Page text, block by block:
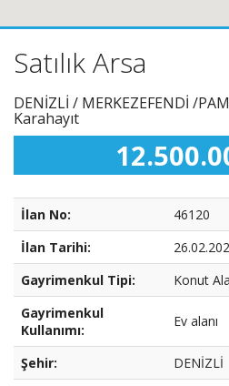
Satılık Arsa
DENİZLİ / MERKEZEFENDİ /
Karahayıt
İlan No:
46120
İlan Tarihi:
Gayrimenkul Tipi:
Konut
Gayrimenkul
Kullanımı:
Ev alanı
Şehir: DENİZLİ